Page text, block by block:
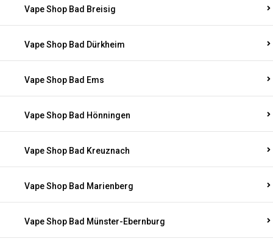
Vape Shop Bad Breisig
Vape Shop Bad Dürkheim
Vape Shop Bad Ems
Vape Shop Bad Hönningen
Vape Shop Bad Kreuznach
Vape Shop Bad Marienberg
Vape Shop Bad Münster-Ebernburg